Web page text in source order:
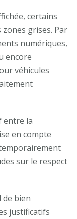
certains
grises. Par
numériques,
encore
véhicules
entre la
en compte
sur le respect
de bien
justificatifs